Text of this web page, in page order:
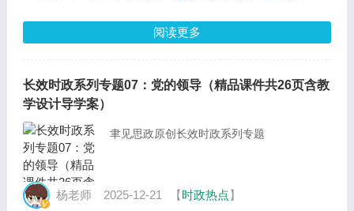
阅读更多
长效时政系列专题07：党的领导（精品课件共26页含教
学设计导学案）
聿见思政原创长效时政系列专题
杨老师 2025-12-21 【时政热点】